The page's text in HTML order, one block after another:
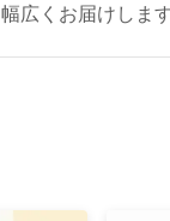
幅広くお届けします